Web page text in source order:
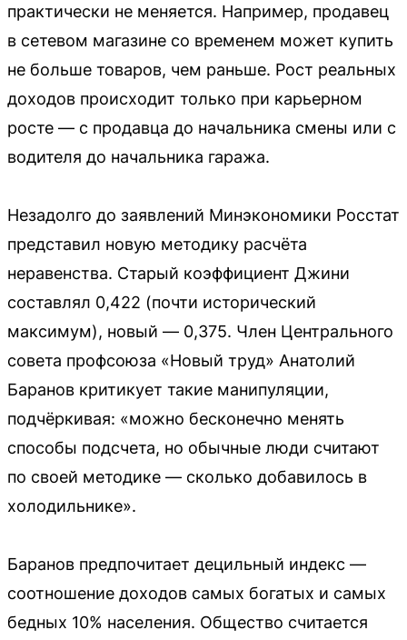
практически не меняется. Например, продавец
в сетевом магазине со временем может купить
не больше товаров, чем раньше. Рост реальных
доходов происходит только при карьерном
росте — с продавца до начальника смены или с
водителя до начальника гаража.
Незадолго до заявлений Минэкономики Росстат
представил новую методику расчёта
неравенства. Старый коэффициент Джини
составлял 0,422 (почти исторический
максимум), новый — 0,375. Член Центрального
совета профсоюза «Новый труд» Анатолий
Баранов критикует такие манипуляции,
подчёркивая: «можно бесконечно менять
способы подсчета, но обычные люди считают
по своей методике — сколько добавилось в
холодильнике».
Баранов предпочитает децильный индекс —
соотношение доходов самых богатых и самых
бедных 10% населения. Общество считается